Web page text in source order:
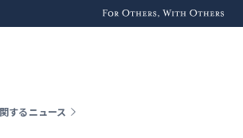
For Others, With
Others
するニュース